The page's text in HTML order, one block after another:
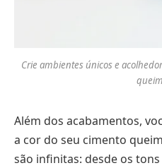
Crie ambientes únicos e
Além dos acabamentos,
a cor do seu cimento
são infinitas: desde os